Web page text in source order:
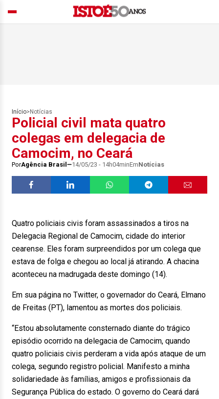
Início> Notícias
Policial civil mata quatro
colegas em delegacia de
Camocim, no Ceará
PorAgência Brasil 14/05/23 - 14h04minEmNotícias
Quatro policiais civis foram assassinados a tiros na
Delegacia Regional de Camocim, cidade do interior
cearense. Eles foram surpreendidos por um colega que
estava de folga e chegou ao local já atirando. A chacina
aconteceu na madrugada deste domingo (14).
Em sua página no Twitter, o governador do Ceará, Elmano
de Freitas (PT), lamentou as mortes dos policiais.
“Estou absolutamente consternado diante do trágico
episódio ocorrido na delegacia de Camocim, quando
quatro policiais civis perderam a vida após ataque de um
colega, segundo registro policial. Manifesto a minha
solidariedade às famílias, amigos e profissionais da
Segurança Pública do estado. O governo do Ceará dará